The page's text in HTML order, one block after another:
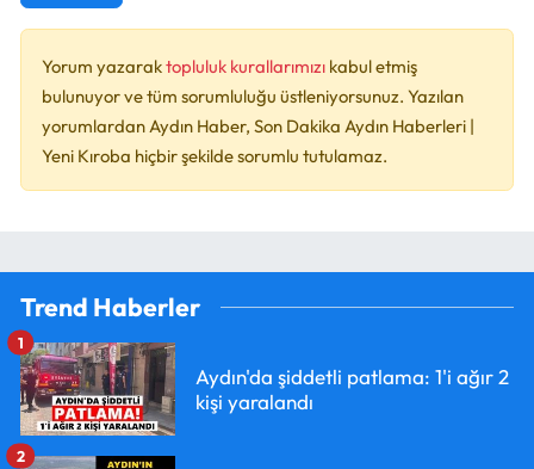
Yorum yazaraktopluluk kurallarımızı kabul etmiş
bulunuyor ve tüm sorumluluğu üstleniyorsunuz. Yazılan
yorumlardan Aydın Haber, Son Dakika Aydın Haberleri |
Yeni Kıroba hiçbir şekilde sorumlu tutulamaz.
Trend Haberler
Aydın'da şiddetli patlama: 1'i ağır 2
kişi yaralandı
1
2